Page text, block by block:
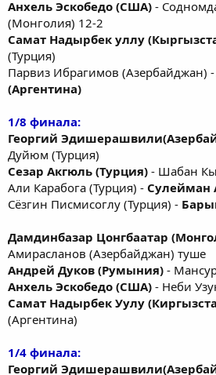
Анхель Эскобедо (США) -
(Монголия) 12-2
Самат Надырбек уллу
(Турция)
Парвиз Ибрагимов (Азербайджан) -
(Аргентина)
1/8 финала:
Георгий
Дуйюм (Турция)
Сезар Акгюль (Турция) - Шабан
Али Карабога (Турция) - Сулейман
Сёзгин Писмисоглу (Турция) -
Дамдинбазар Цонгбаатар
Амирасланов (Азербайджан) туше
Андрей Дуков (Румыния) -
Анхель Эскобедо (США) - Неби
Самат Надырбек Уулу
(Аргентина)
1/4 финала:
Георгий